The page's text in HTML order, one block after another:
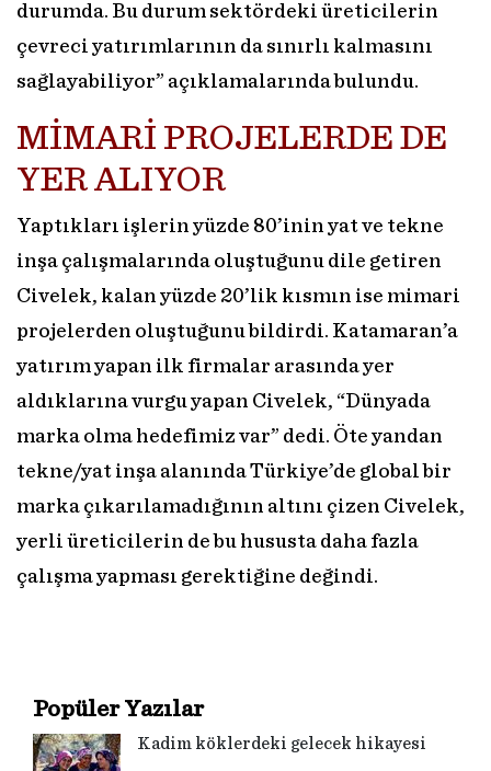
durumda. Bu durum sektördeki üreticilerin
çevreci yatırımlarının da sınırlı kalmasını
sağlayabiliyor” açıklamalarında bulundu.
MİMARİ PROJELERDE DE
YER ALIYOR
Yaptıkları işlerin yüzde 80’inin yat ve tekne
inşa çalışmalarında oluştuğunu dile getiren
Civelek, kalan yüzde 20’lik kısmın ise mimari
projelerden oluştuğunu bildirdi. Katamaran’a
yatırım yapan ilk firmalar arasında yer
aldıklarına vurgu yapan Civelek, “Dünyada
marka olma hedefimiz var” dedi. Öte yandan
tekne/yat inşa alanında Türkiye’de global bir
marka çıkarılamadığının altını çizen Civelek,
yerli üreticilerin de bu hususta daha fazla
çalışma yapması gerektiğine değindi.
Popüler Yazılar
Kadim köklerdeki gelecek hikayesi